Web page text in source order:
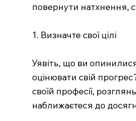
повернути натхнення,
1. Визначте свої цілі
Уявіть, що ви
оцінювати свій
своїй професії,
наближаєтеся до